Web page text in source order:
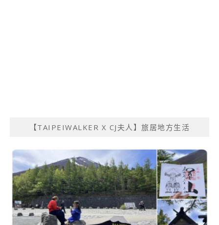
【TAIPEIWALKER X CJ夫人】旅居地方生活